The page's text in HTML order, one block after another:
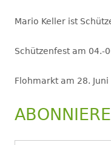
Mario Keller ist
Schützenfest am 04.-
Flohmarkt am 28. Juni
Gib deine E-Mail-Adresse ein ...